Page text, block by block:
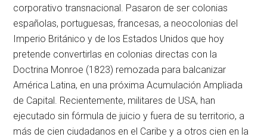
corporativo transnacional. Pasaron de ser colonias
españolas, portuguesas, francesas, a neocolonias del
Imperio Británico y de los Estados Unidos que hoy
pretende convertirlas en colonias directas con la
Doctrina Monroe (1823) remozada para balcanizar
América Latina, en una próxima Acumulación Ampliada
de Capital. Recientemente, militares de USA, han
ejecutado sin fórmula de juicio y fuera de su territorio, a
más de cien ciudadanos en el Caribe y a otros cien en la